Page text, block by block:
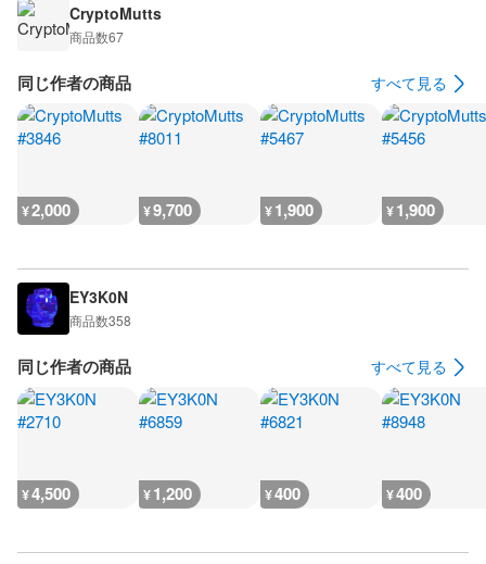
CryptoMutts
商品数67
同じ作者の商品 すべて見る
¥2,000 ¥9,700 ¥1,900 ¥1,900
EY3K0N
商品数358
同じ作者の商品 すべて見る
¥4,500 ¥1,200 ¥400 ¥400